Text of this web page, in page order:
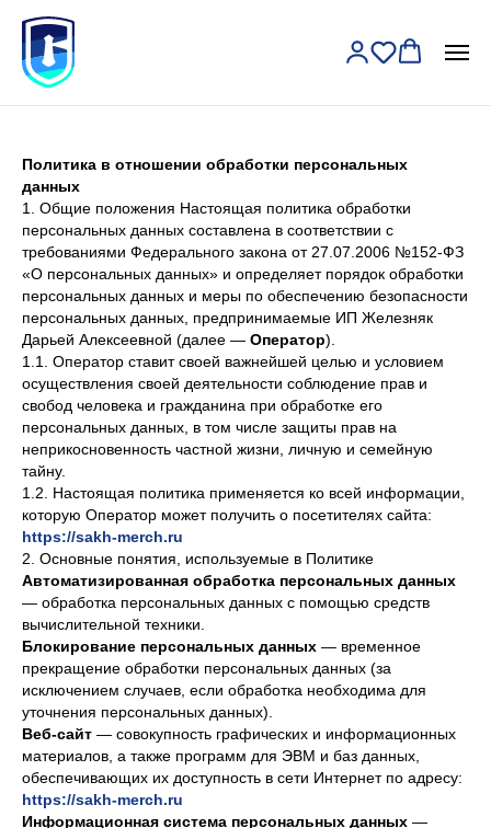
Политика в отношении обработки персональных
данных
1. Общие положения Настоящая политика обработки
персональных данных составлена в соответствии с
требованиями Федерального закона от 27.07.2006 №152-ФЗ
«О персональных данных» и определяет порядок обработки
персональных данных и меры по обеспечению безопасности
персональных данных, предпринимаемые ИП Железняк
Дарьей Алексеевной (далее — Оператор).
1.1. Оператор ставит своей важнейшей целью и условием
осуществления своей деятельности соблюдение прав и
свобод человека и гражданина при обработке его
персональных данных, в том числе защиты прав на
неприкосновенность частной жизни, личную и семейную
тайну.
1.2. Настоящая политика применяется ко всей информации,
которую Оператор может получить о посетителях сайта:
https://sakh-merch.ru
2. Основные понятия, используемые в Политике
Автоматизированная обработка персональных данных
— обработка персональных данных с помощью средств
вычислительной техники.
Блокирование персональных данных — временное
прекращение обработки персональных данных (за
исключением случаев, если обработка необходима для
уточнения персональных данных).
Веб-сайт — совокупность графических и информационных
материалов, а также программ для ЭВМ и баз данных,
обеспечивающих их доступность в сети Интернет по адресу:
https://sakh-merch.ru
Информационная система персональных данных —